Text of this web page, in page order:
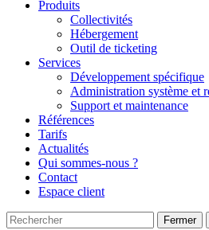
Produits
Collectivités
Hébergement
Outil de ticketing
Services
Développement spécifique
Administration système et
Support et maintenance
Références
Tarifs
Actualités
Qui sommes-nous ?
Contact
Espace client
Fermer